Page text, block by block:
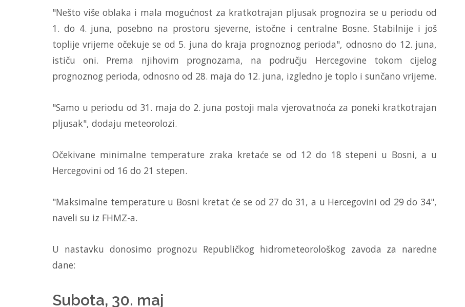
"Nešto više oblaka i mala mogućnost za kratkotrajan pljusak prognozira se u periodu od
1. do 4. juna, posebno na prostoru sjeverne, istočne i centralne Bosne. Stabilnije i još
toplije vrijeme očekuje se od 5. juna do kraja prognoznog perioda", odnosno do 12. juna,
ističu oni. Prema njihovim prognozama, na području Hercegovine tokom cijelog
prognoznog perioda, odnosno od 28. maja do 12. juna, izgledno je toplo i sunčano vrijeme.
"Samo u periodu od 31. maja do 2. juna postoji mala vjerovatnoća za poneki kratkotrajan
pljusak", dodaju meteorolozi.
Očekivane minimalne temperature zraka kretaće se od 12 do 18 stepeni u Bosni, a u
Hercegovini od 16 do 21 stepen.
"Maksimalne temperature u Bosni kretat će se od 27 do 31, a u Hercegovini od 29 do 34",
naveli su iz FHMZ-a.
U nastavku donosimo prognozu Republičkog hidrometeorološkog zavoda za naredne
dane:
Subota, 30. maj